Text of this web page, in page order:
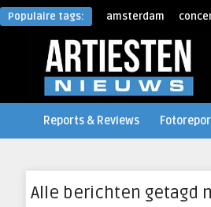
Populaire tags: amsterdam
Reports & Reviews
Alle berichten getagd